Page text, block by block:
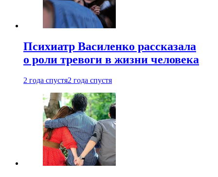
Психиатр Василенко рассказала
о роли тревоги в жизни человека
2 года спустя2 года спустя